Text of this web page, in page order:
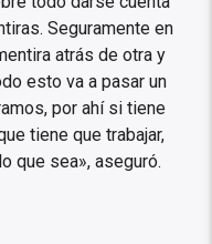
Seguramente en
atrás de otra y
esto va a pasar un
por ahí si tiene
tiene que trabajar,
que sea», aseguró.